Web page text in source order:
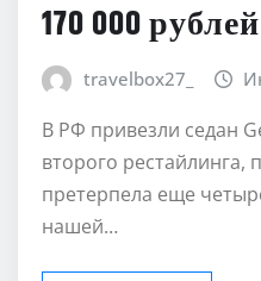
циклу. Седан
170 000 рублей
В РФ привезли седан
второго рестайлинга,
претерпела еще